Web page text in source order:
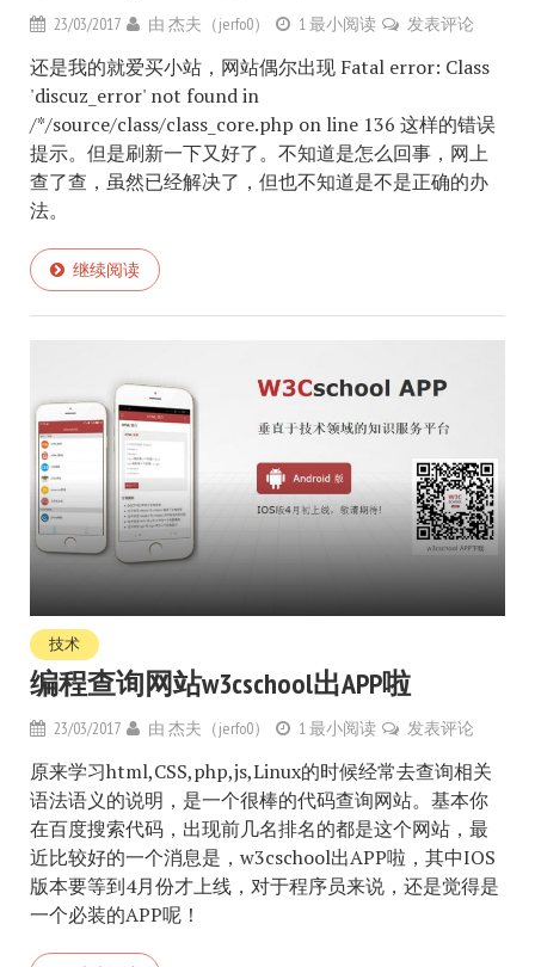
23/03/2017 由 杰夫（jerfo0） 1 最小阅读 发表评论
还是我的就爱买小站，网站偶尔出现 Fatal error: Class
'discuz_error' not found in
/*/source/class/class_core.php on line 136 这样的错误
提示。但是刷新一下又好了。不知道是怎么回事，网上
查了查，虽然已经解决了，但也不知道是不是正确的办
法。
继续阅读
技术
编程查询网站w3cschool出APP啦
23/03/2017 由 杰夫（jerfo0） 1 最小阅读 发表评论
原来学习html,CSS,php,js,Linux的时候经常去查询相关
语法语义的说明，是一个很棒的代码查询网站。基本你
在百度搜索代码，出现前几名排名的都是这个网站，最
近比较好的一个消息是，w3cschool出APP啦，其中IOS
版本要等到4月份才上线，对于程序员来说，还是觉得是
一个必装的APP呢！